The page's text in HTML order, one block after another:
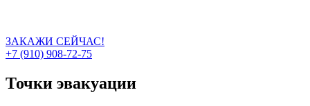
ЗАКАЖИ СЕЙЧАС!
+7 (910) 908-72-75
Точки эвакуации